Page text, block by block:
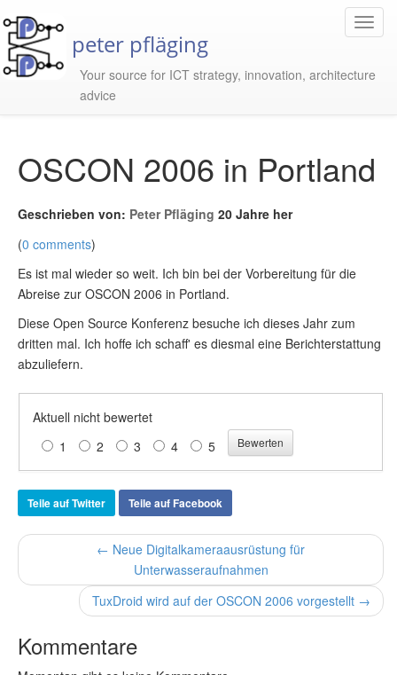
peter pfläging
Your source for ICT strategy, innovation, architecture
advice
OSCON 2006 in Portland
Geschrieben von: Peter Pfläging 20 Jahre her
(0 comments)
Es ist mal wieder so weit. Ich bin bei der Vorbereitung für die
Abreise zur OSCON 2006 in Portland.
Diese Open Source Konferenz besuche ich dieses Jahr zum
dritten mal. Ich hoffe ich schaff' es diesmal eine Berichterstattung
abzuliefern.
Aktuell nicht bewertet
1
2 3 4 5
Teile auf Twitter Teile auf Facebook
← Neue Digitalkameraausrüstung für
Unterwasseraufnahmen
TuxDroid wird auf der OSCON 2006 vorgestellt →
Kommentare